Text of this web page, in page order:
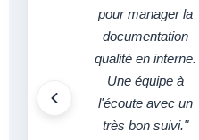
pour manager la
documentation
qualité en interne.
Une équipe à
l'écoute avec un
très bon suivi."